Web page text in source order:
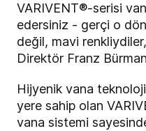
VARIVENT®-serisi
edersiniz - gerçi o
değil, mavi
Direktör Franz
Hijyenik vana
yere sahip olan
vana sistemi